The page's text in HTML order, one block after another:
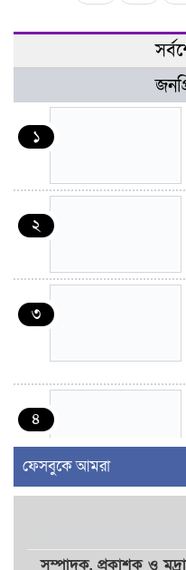
১
২
৩
৪
ফেসবুকে আমরা
সম্পাদক, প্রকাশকও